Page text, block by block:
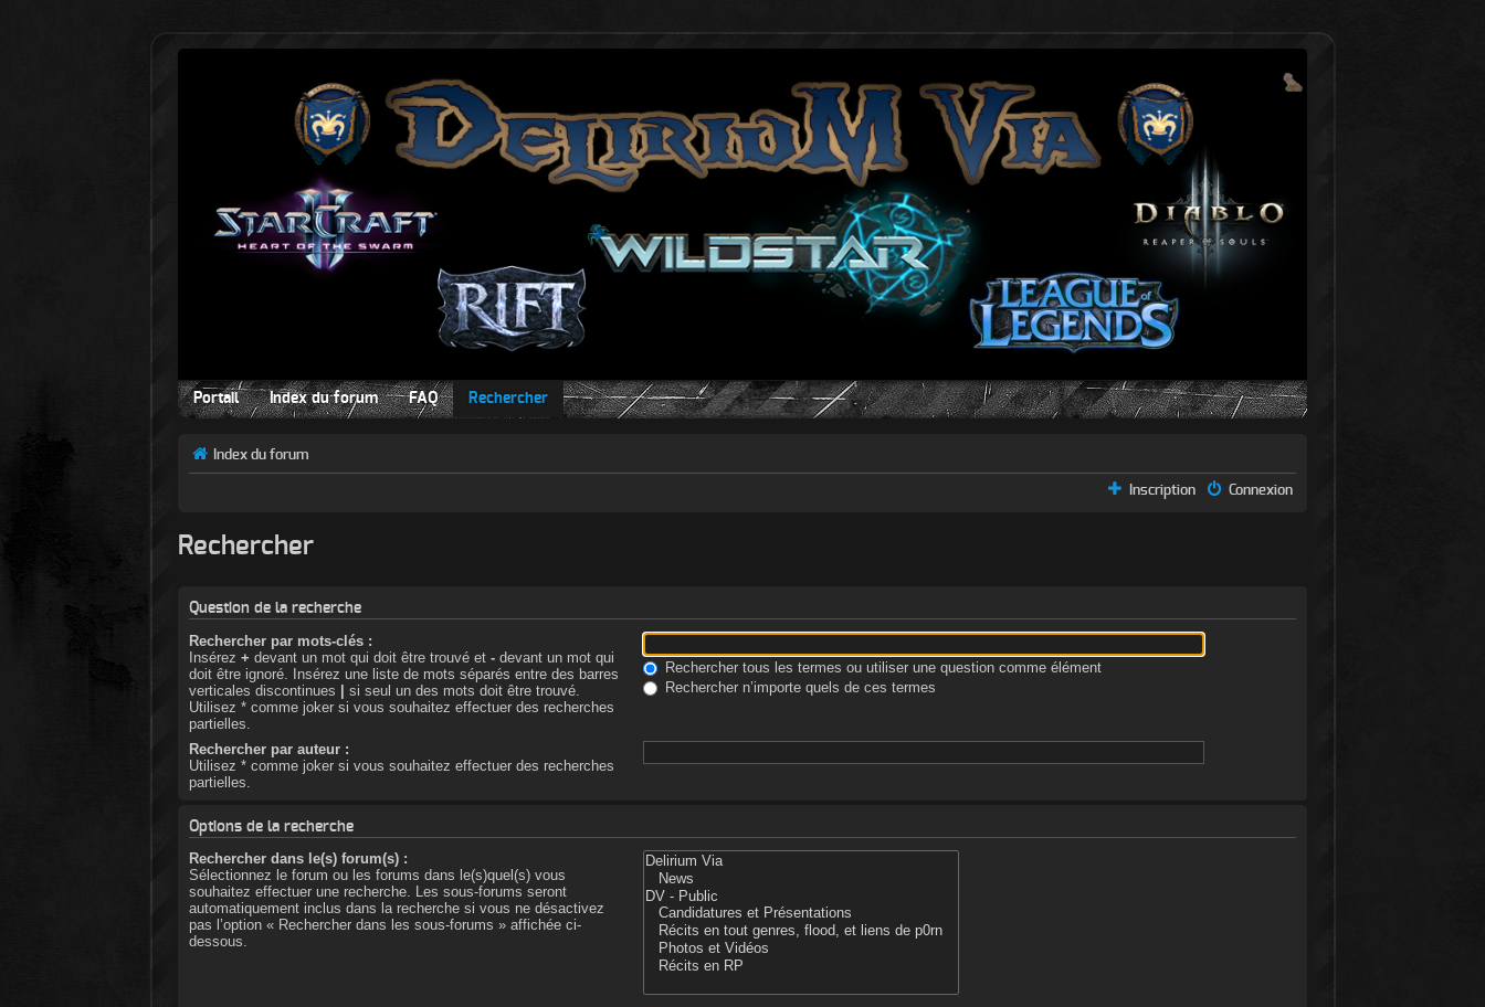
Portail Index du forum FAQ Rechercher
Index du forum
Inscription Connexion
Rechercher
Question de la recherche
Rechercher par mots-clés :
Insérez+ devant un mot qui doit être trouvé et- devant un mot qui
doit être ignoré. Insérez une liste de mots séparés entre des barres
verticales discontinues | si seul un des mots doit être trouvé.
Utilisez * comme joker si vous souhaitez effectuer des recherches
partielles.
Rechercher tous les termes ou utiliser une question comme élément
Rechercher n’importe quels de ces termes
Rechercher par auteur :
Utilisez * comme joker si vous souhaitez effectuer des recherches
partielles.
Options de la recherche
Rechercher dans le(s) forum(s) :
Sélectionnez le forum ou les forums dans le(s)quel(s) vous
souhaitez effectuer une recherche. Les sous-forums seront
automatiquement inclus dans la recherche si vous ne désactivez
pas l’option « Rechercher dans les sous-forums » affichée ci-
dessous.